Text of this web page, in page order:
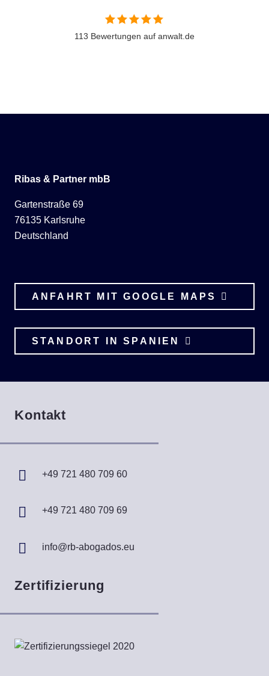
113 Bewertungen auf anwalt.de
Ribas & Partner mbB
Gartenstraße 69
76135 Karlsruhe
Deutschland
ANFAHRT MIT GOOGLE MAPS
STANDORT IN SPANIEN
Kontakt
+49 721 480 709 60
+49 721 480 709 69
info@rb-abogados.eu
Zertifizierung